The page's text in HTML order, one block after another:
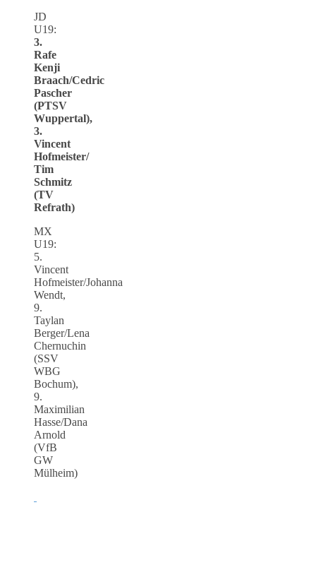
JD
U19:
3.
Rafe
Kenji
Braach/Cedric
Pascher
(PTSV
Wuppertal),
3.
Vincent
Hofmeister/
Tim
Schmitz
(TV
Refrath)
MX
U19:
5.
Vincent
Hofmeister/Johanna
Wendt,
9.
Taylan
Berger/Lena
Chernuchin
(SSV
WBG
Bochum),
9.
Maximilian
Hasse/Dana
Arnold
(VfB
GW
Mülheim)